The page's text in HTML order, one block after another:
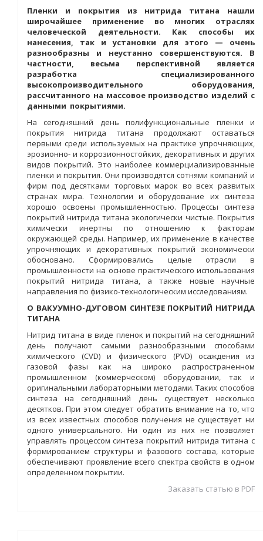
Пленки и покрытия из нитрида титана нашли
широчайшее применение во многих отраслях
человеческой деятельности. Как способы их
нанесения, так и установки для этого — очень
разнообразны и неустанно совершенствуются. В
частности, весьма перспективной является
разработка специализированного
высокопроизводительного оборудования,
рассчитанного на массовое производство изделий с
данными покрытиями.
На сегодняшний день полифункциональные пленки и
покрытия нитрида титана продолжают оставаться
первыми среди используемых на практике упрочняющих,
эрозионно- и коррозионностойких, декоративных и других
видов покрытий. Это наиболее коммерциализированные
пленки и покрытия. Они производятся сотнями компаний и
фирм под десятками торговых марок во всех развитых
странах мира. Технологии и оборудование их синтеза
хорошо освоены промышленностью. Процессы синтеза
покрытий нитрида титана экологически чистые. Покрытия
химически инертны по отношению к факторам
окружающей среды. Например, их применение в качестве
упрочняющих и декоративных покрытий экономически
обосновано. Сформировались целые отрасли в
промышленности на основе практического использования
покрытий нитрида титана, а также новые научные
направления по физико-технологическим исследованиям.
О ВАКУУМНО-ДУГОВОМ СИНТЕЗЕ ПОКРЫТИЙ НИТРИДА
ТИТАНА
Нитрид титана в виде пленок и покрытий на сегодняшний
день получают самыми разнообразными способами
химического (CVD) и физического (PVD) осаждения из
газовой фазы как на широко распространенном
промышленном (коммерческом) оборудовании, так и
оригинальными лабораторными методами. Таких способов
синтеза на сегодняшний день существует несколько
десятков. При этом следует обратить внимание на то, что
из всех известных способов получения не существует ни
одного универсального. Ни один из них не позволяет
управлять процессом синтеза покрытий нитрида титана с
формированием структуры и фазового состава, которые
обеспечивают проявление всего спектра свойств в одном
определенном покрытии.
Заказать статью в PDF